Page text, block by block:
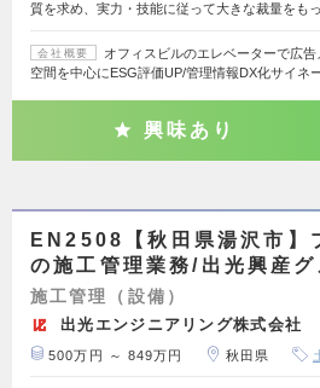
質を求め、実力・技能に従って大きな裁量をも
会社概要
オフィスビルのエレベーターで広
空間を中心にESG評価UP/管理情報DX化サイネ
興味あり
EN2508【秋田県湯沢市】
の施工管理業務/出光興産グ
施工管理（設備）
出光エンジニアリング株式会社
500万円 ～ 849万円 秋田県